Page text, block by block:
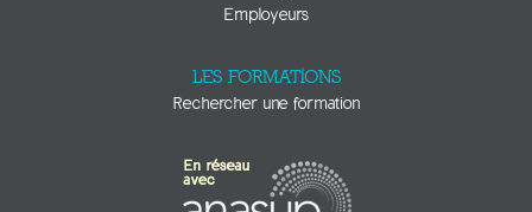
Employeurs
LES FORMATIONS
Rechercher une formation